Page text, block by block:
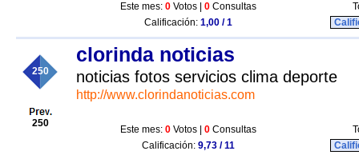
Este mes: 0 Votos | 0 Consultas
Calificación: 1,00 / 1
250
250
clorinda noticias
noticias fotos servicios clima deporte
http://www.clorindanoticias.com
Este mes: 0 Votos | 0 Consultas
Calificación: 9,73 / 11